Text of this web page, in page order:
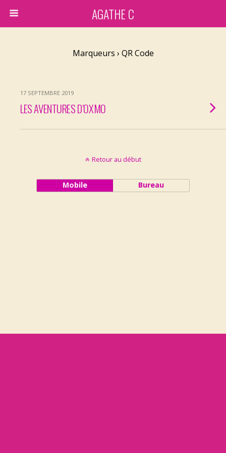
AGATHE C
Marqueurs › QR Code
17 SEPTEMBRE 2019
LES AVENTURES D’OXMO
Retour au début
Mobile Bureau